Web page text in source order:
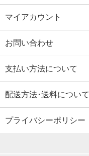
マイアカウント
お問い合わせ
支払い方法について
配送方法･送料について
プライバシーポリシー